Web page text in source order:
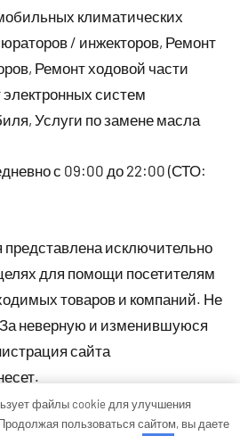
климатических
/ инжекторов, Ремонт
Ремонт ходовой части
систем
Услуги по замене масла
с 09:00 до 22:00 (СТО:
исключительно
для помощи посетителям
товаров и компаний. Не
неверную и изменившуюся
сайта
файлы cookie для улучшения
пользоваться сайтом, вы даете